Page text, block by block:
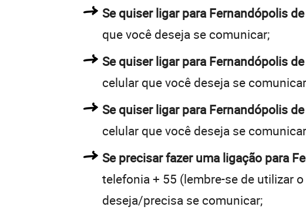
Se quiser ligar para Fernandópolis
que você deseja se comunicar;
Se quiser ligar para Fernandópolis
celular que você deseja se
Se quiser ligar para Fernandópolis
celular que você deseja se
Se precisar fazer uma ligação para
telefonia + 55 (lembre-se de utilizar
deseja/precisa se comunicar;